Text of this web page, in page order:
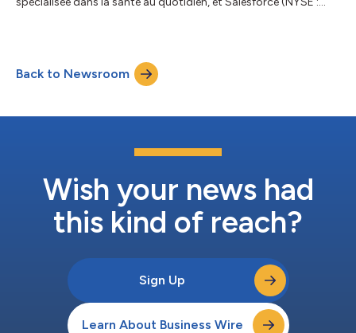
relations avec les pharmacies et les professionnels de santé du
monde entier. Haleon a choisi Life Sciences Cloud for Customer
Back to Newsroom
Wish your news had
this kind of reach?
Sign Up
Learn About Business Wire